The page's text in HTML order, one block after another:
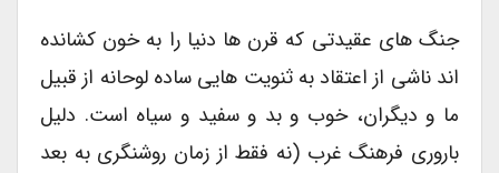
جنگ های عقیدتی که قرن ها دنیا را به خون کشانده
اند ناشی از اعتقاد به ثنویت هایی ساده لوحانه از قبیل
ما و دیگران، خوب و بد و سفید و سیاه است. دلیل
باروری فرهنگ غرب (نه فقط از زمان روشنگری به بعد